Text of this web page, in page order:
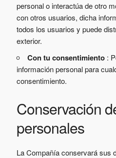
personal o interactúa de otro
con otros usuarios, dicha
todos los usuarios y puede
exterior.
Con tu consentimiento :
información personal para
consentimiento.
Conservación
personales
La Compañía conservará sus